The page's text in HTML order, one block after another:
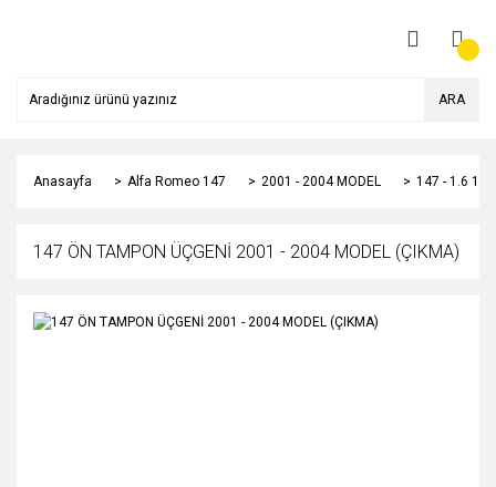
ARA
Anasayfa Alfa Romeo 147 2001 - 2004 MODEL 147 - 1.6
147 ÖN TAMPON ÜÇGENİ 2001 - 2004 MODEL (ÇIKMA)